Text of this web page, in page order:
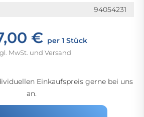
94054231
€ per 1 Stück
MwSt. und Versand
Einkaufspreis gerne bei uns
an.